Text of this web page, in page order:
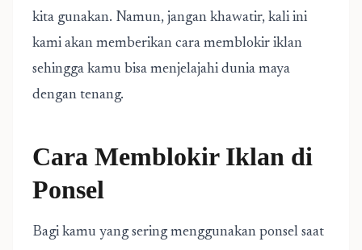
kita gunakan. Namun, jangan khawatir, kali ini
kami akan memberikan cara memblokir iklan
sehingga kamu bisa menjelajahi dunia maya
dengan tenang.
Cara Memblokir Iklan di
Ponsel
Bagi kamu yang sering menggunakan ponsel saat